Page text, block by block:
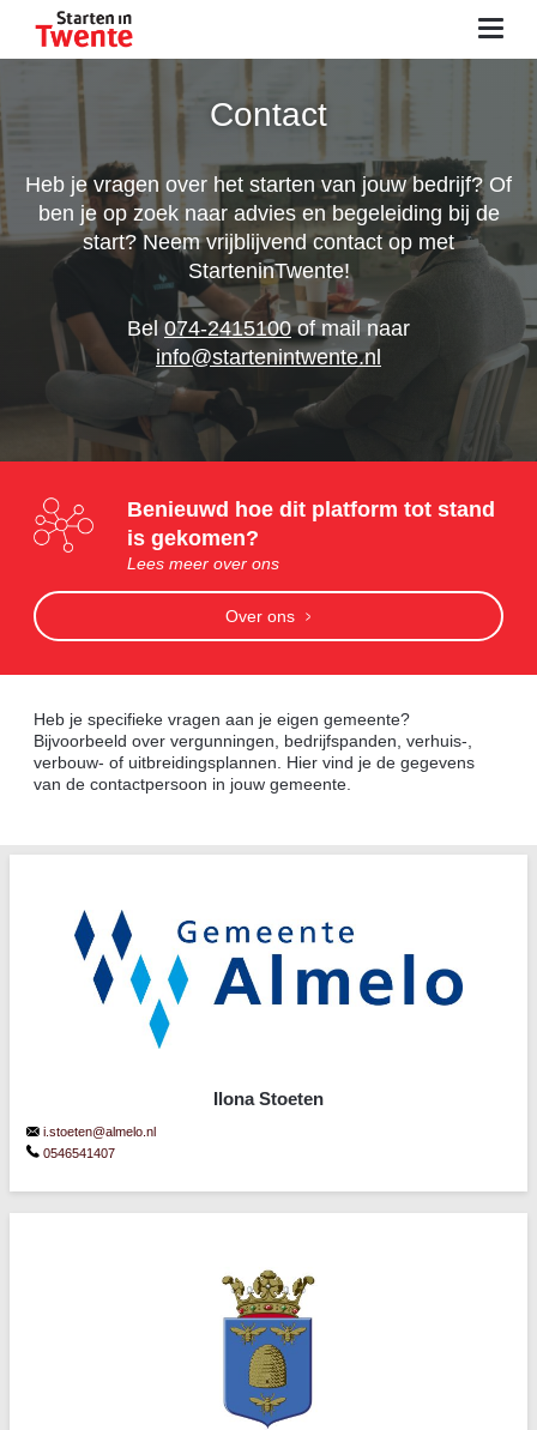
Netwerken
Tools
Agenda
Contact
Inloggen
Contact
Heb je vragen over het starten van jouw bedrijf? Of
ben je op zoek naar advies en begeleiding bij de
start? Neem vrijblijvend contact op met
StarteninTwente!
Bel 074-2415100of mail naar
info@startenintwente.nl
Benieuwd hoe dit platform tot stand
is gekomen?
Lees meer over ons
Over ons
Heb je specifieke vragen aan je eigen gemeente?
Bijvoorbeeld over vergunningen, bedrijfspanden, verhuis-,
verbouw- of uitbreidingsplannen. Hier vind je de gegevens
van de contactpersoon in jouw gemeente.
Ilona Stoeten
i.stoeten@almelo.nl
0546541407